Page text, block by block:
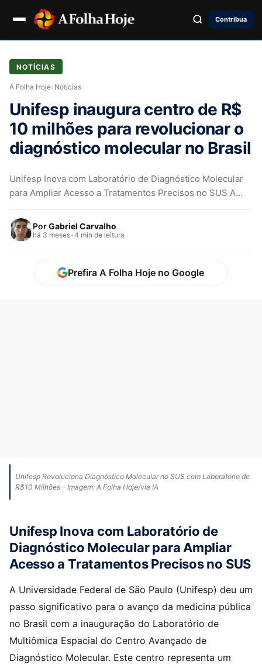
Contribua
NOTÍCIAS
A Folha Hoje› Notícias
Unifesp inaugura centro de R$
10 milhões para revolucionar o
diagnóstico molecular no Brasil
Unifesp Inova com Laboratório de Diagnóstico Molecular
para Ampliar Acesso a Tratamentos Precisos no SUS A
PorGabriel Carvalho
há 3 meses•4 min de leitura
Prefira A Folha Hoje no Google
Unifesp Revoluciona Diagnóstico Molecular no SUS com Laboratório de
R$10 Milhões - Imagem: A Folha Hoje/via IA
Unifesp Inova com Laboratório de
Diagnóstico Molecular para Ampliar
Acesso a Tratamentos Precisos no SUS
A Universidade Federal de São Paulo (Unifesp) deu um
passo significativo para o avanço da medicina pública
no Brasil com a inauguração do Laboratório de
Multiômica Espacial do Centro Avançado de
Diagnóstico Molecular. Este centro representa um